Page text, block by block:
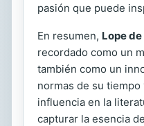
pasión que puede
En resumen, Lope
recordado como un
también como un
normas de su
influencia en la
capturar la esencia